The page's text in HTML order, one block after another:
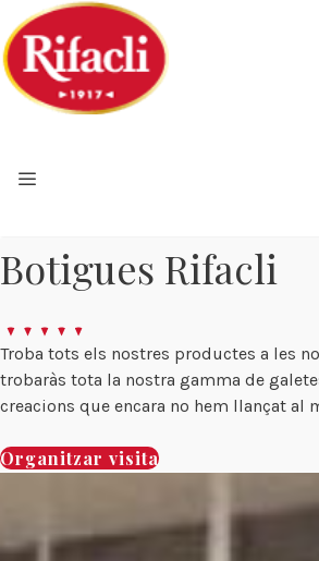
al
contingut
Botigues Rifacli
Troba tots els nostres productes a les
trobaràs tota la nostra gamma de
creacions que encara no hem llançat al
Organitzar visita